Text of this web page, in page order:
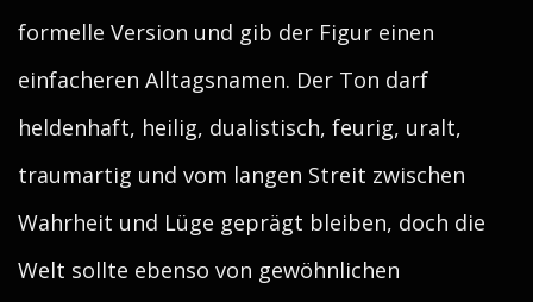
formelle Version und gib der Figur einen
einfacheren Alltagsnamen. Der Ton darf
heldenhaft, heilig, dualistisch, feurig, uralt,
traumartig und vom langen Streit zwischen
Wahrheit und Lüge geprägt bleiben, doch die
Welt sollte ebenso von gewöhnlichen